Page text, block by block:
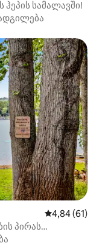
სამალავში!
საშუალო
4,84 (61)
პირას